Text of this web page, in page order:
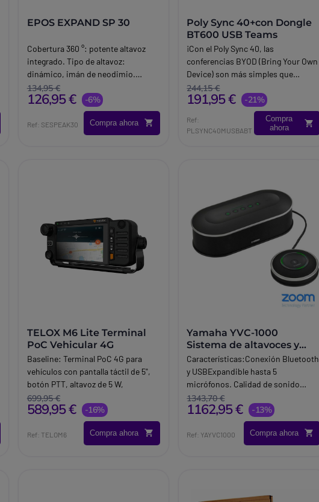
EPOS EXPAND SP 30
Cobertura 360 °: potente altavoz
integrado. Tipo de altavoz:
dinámico, imán de neodimio.
Conexión USB C para PC / Mac y
Bluetooth para móvil y tableta.
Compatible todos los softphones.
Sistema operativo compatible:
Windows y Mac.
134,95 €
126,95 € -6%
Ref: SESPEAK30 Compra ahora
Poly Sync 40+con Dongle
BT600 USB Teams
¡Con el Poly Sync 40, las
conferencias BYOD (Bring Your Own
Device) son más simples que
nunca! Calidad de sonido Poly.
Peso: 0.61 kg. Conexiones: USB
Type C, USB Type A, Bluetooth
5.1Duración de la batería: Hasta 30
horas de conversación.
244,15 €
191,95 € -21%
Ref:
PLSYNC40MUSBABT
Compra
ahora
TELOX M6 Lite Terminal
PoC Vehicular 4G
Baseline: Terminal PoC 4G para
vehículos con pantalla táctil de 5",
botón PTT, altavoz de 5 W,
reducción de ruido y
posicionamiento GPS para
coordinar flotas.
Brand:Telo Systems
699,95 €
589,95 € -16%
Ref: TELOM6 Compra ahora
Yamaha YVC-1000
Sistema de altavoces y
micrófono
Características:Conexión Bluetooth
y USBExpandible hasta 5
micrófonos. Calidad de sonido
HDAVBotón autoajuste.
1343,70 €
1162,95 € -13%
Ref: YAYVC1000 Compra ahora